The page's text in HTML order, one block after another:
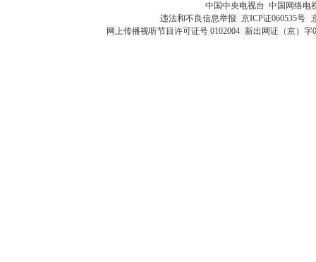
中国中央电视台 中国网络电
违法和不良信息举报 京ICP证060535号
网上传播视听节目许可证号 0102004 新出网证（京）